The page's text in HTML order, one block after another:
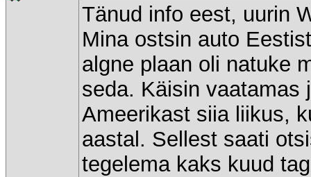
Tänud info eest, uurin
Mina ostsin auto
algne plaan oli natuke
seda. Käisin vaatamas
Ameerikast siia liikus,
aastal. Sellest saati
tegelema kaks kuud